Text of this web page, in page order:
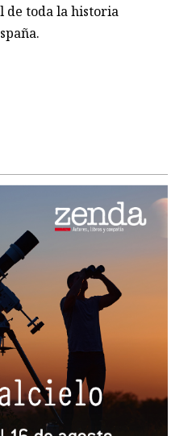
de toda la historia